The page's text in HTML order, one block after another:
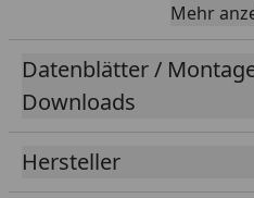
universelle Verleimung aller
von Schichtstoffplatten,
Mehr
Datenblätter /
Downloads
Hersteller